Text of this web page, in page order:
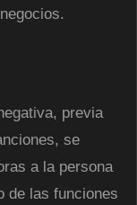
previa
se
a la persona
de las funciones